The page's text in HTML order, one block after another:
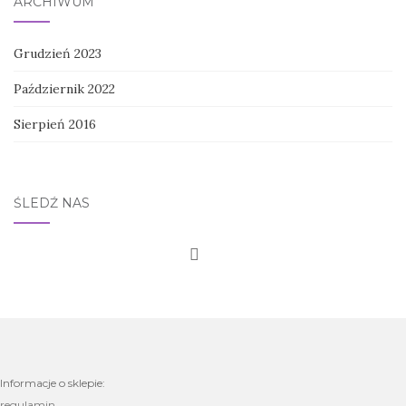
Grudzień 2023
Październik 2022
Sierpień 2016
ŚLEDŹ NAS
Informacje o sklepie: